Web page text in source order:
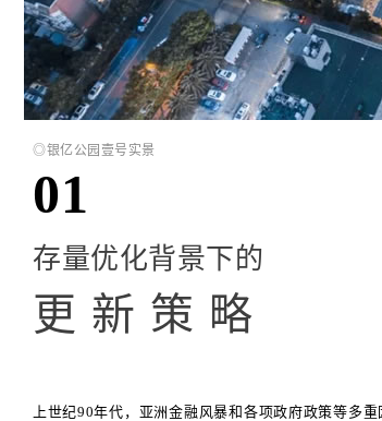
◎银亿公园壹号实景
01
存量优化背景下的
更 新 策 略
上世纪90年代，亚洲金融风暴和各项政府政策等多